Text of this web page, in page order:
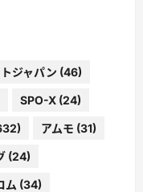
ジャパン (46)
SPO-X (24)
アムモ (31)
(24)
ム (34)